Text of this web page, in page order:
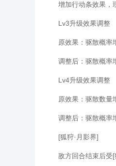
增加行动条效果，现
Lv3升级效果调整
原效果：驱散概率增
调整后：驱散概率增
Lv4升级效果调整
原效果：驱散数量
调整后：驱散概率增
[狐狩·月影界]
敌方回合结束后受[狐